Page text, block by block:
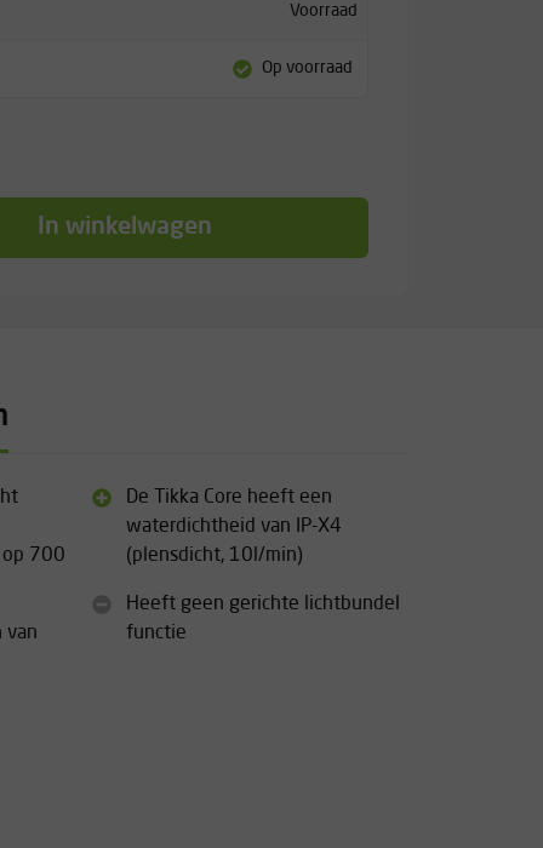
Voorraad
Op voorraad
In winkelwagen
700
van
De Tikka Core heeft een
waterdichtheid van IP-X4
(plensdicht, 10l/min)
Heeft geen gerichte lichtbundel
functie